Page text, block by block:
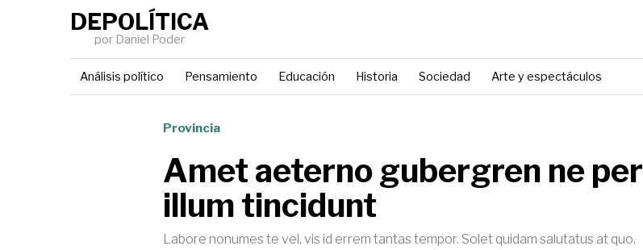
DEPOLÍTICA
por Daniel Poder
Análisis político Pensamiento Educación Historia Sociedad Arte y espectáculos
Provincia
Amet aeterno gubergren ne per
illum tincidunt
Labore nonumes te vel, vis id errem tantas tempor. Solet quidam salutatus at quo.